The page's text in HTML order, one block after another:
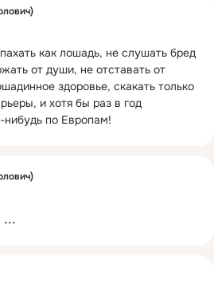
как лошадь, не слушать бред
от души, не отставать от
здоровье, скакать только
и хотя бы раз в год
нибудь по Европам!
...